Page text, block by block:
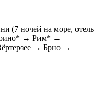
ночей на море, отель
→ Рим* →
→ Брно →